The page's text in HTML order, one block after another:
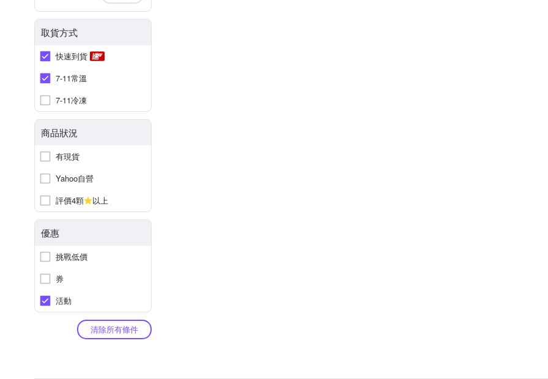
取貨方式
快速到貨
7-11常溫
7-11冷凍
商品狀況
有現貨
Yahoo自營
評價4顆
以上
優惠
挑戰低價
券
活動
清除所有條件